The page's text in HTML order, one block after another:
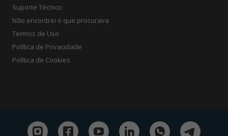
Suporte Técnico
Não encontrei o que procurava
Termos de Uso
Política de Privacidade
Política de Cookies